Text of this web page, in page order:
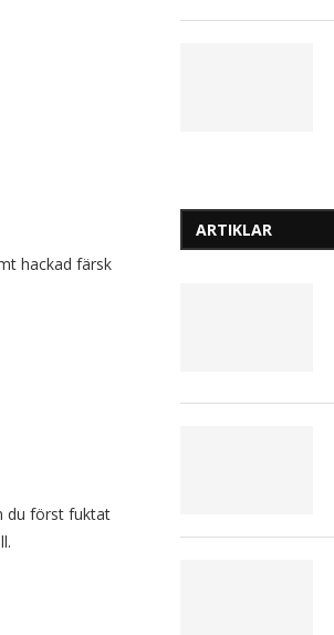
hackad färsk
du först fuktat
ARTIKLAR